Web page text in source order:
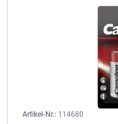
Artikel-Nr.: 114680